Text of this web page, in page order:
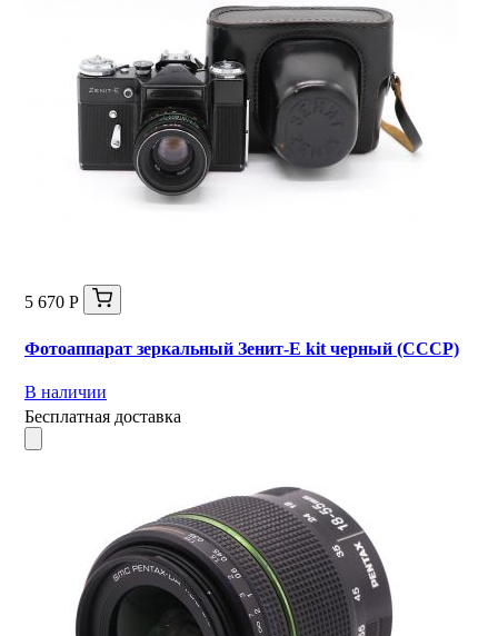
5 670 Р
Фотоаппарат зеркальный Зенит-Е kit черный (СССР)
В наличии
Бесплатная доставка